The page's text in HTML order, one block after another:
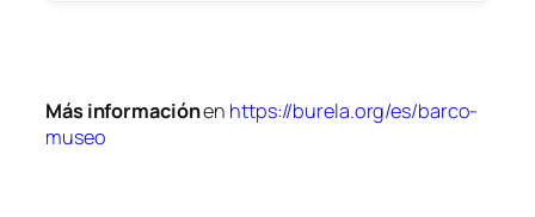
Más informaciónen https://burela.org/es/barco-
museo